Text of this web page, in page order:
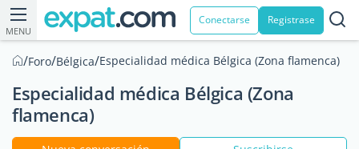
MENU
Conectarse Registrase
/Foro/Bélgica/Especialidad médica Bélgica (Zona flamenca)
Especialidad médica Bélgica (Zona
flamenca)